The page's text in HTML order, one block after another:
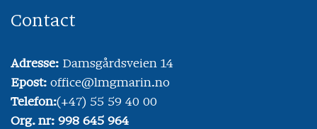
Contact
Adresse: Damsgårdsveien 14
Epost: office@lmgmarin.no
Telefon:(+47) 55 59 40 00
Org. nr: 998 645 964